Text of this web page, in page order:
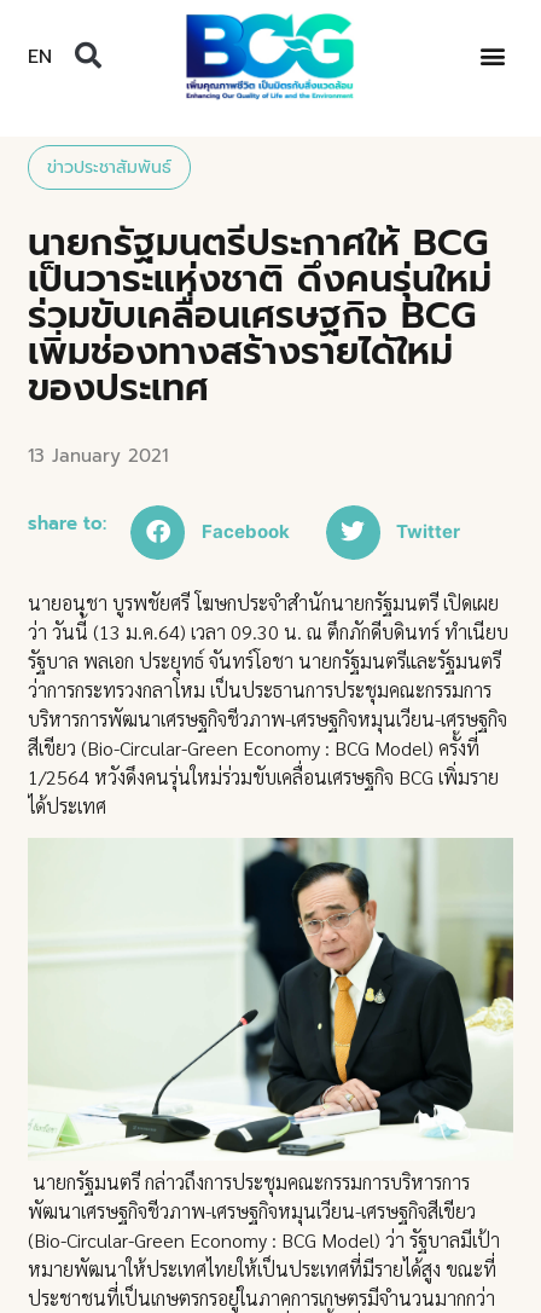
EN
ข่าวประชาสัมพันธ์
นายกรัฐมนตรีประกาศให้ BCG
เป็นวาระแห่งชาติ ดึงคนรุ่นใหม่
ร่วมขับเคลื่อนเศรษฐกิจ BCG
เพิ่มช่องทางสร้างรายได้ใหม่
ของประเทศ
13 January 2021
share to: Facebook Twitter
นายอนุชา บูรพชัยศรี โฆษกประจำสำนักนายกรัฐมนตรี เปิดเผย
ว่า วันนี้ (13 ม.ค.64) เวลา 09.30 น. ณ ตึกภักดีบดินทร์ ทำเนียบ
รัฐบาล พลเอก ประยุทธ์ จันทร์โอชา นายกรัฐมนตรีและรัฐมนตรี
ว่าการกระทรวงกลาโหม เป็นประธานการประชุมคณะกรรมการ
บริหารการพัฒนาเศรษฐกิจชีวภาพ-เศรษฐกิจหมุนเวียน-เศรษฐกิจ
สีเขียว (Bio-Circular-Green Economy : BCG Model) ครั้งที่
1/2564 หวังดึงคนรุ่นใหม่ร่วมขับเคลื่อนเศรษฐกิจ BCG เพิ่มราย
ได้ประเทศ
นายกรัฐมนตรี กล่าวถึงการประชุมคณะกรรมการบริหารการ
พัฒนาเศรษฐกิจชีวภาพ-เศรษฐกิจหมุนเวียน-เศรษฐกิจสีเขียว
(Bio-Circular-Green Economy : BCG Model) ว่า รัฐบาลมีเป้า
หมายพัฒนาให้ประเทศไทยให้เป็นประเทศที่มีรายได้สูง ขณะที่
ประชาชนที่เป็นเกษตรกรอยู่ในภาคการเกษตรมีจำนวนมากกว่า